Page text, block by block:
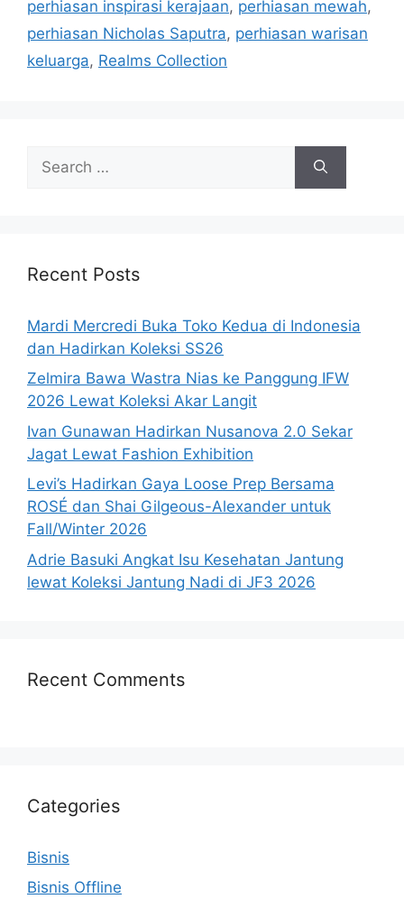
perhiasan inspirasi kerajaan, perhiasan mewah,
perhiasan Nicholas Saputra, perhiasan warisan
keluarga, Realms Collection
for:
Recent Posts
Mardi Mercredi Buka Toko Kedua di Indonesia
dan Hadirkan Koleksi SS26
Zelmira Bawa Wastra Nias ke Panggung IFW
2026 Lewat Koleksi Akar Langit
Ivan Gunawan Hadirkan Nusanova 2.0 Sekar
Jagat Lewat Fashion Exhibition
Levi’s Hadirkan Gaya Loose Prep Bersama
ROSÉ dan Shai Gilgeous-Alexander untuk
Fall/Winter 2026
Adrie Basuki Angkat Isu Kesehatan Jantung
lewat Koleksi Jantung Nadi di JF3 2026
Recent Comments
Categories
Bisnis
Bisnis Offline